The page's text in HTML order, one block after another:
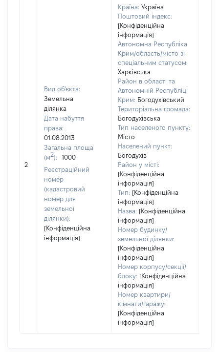
2
Вид об'єкта:
Земельна
ділянка
Дата набуття
права:
01.08.2013
Загальна площа
(м2):
1000
Реєстраційний
номер
(кадастровий
номер для
земельної
ділянки):
[Конфіденційна
інформація]
Країна: Україна
Поштовий індекс:
[Конфіденційна
інформація]
Автономна Республіка
Крим/область/місто зі
спеціальним статусом:
Харківська
Район в області та
Автономній Республіці
Крим: Богодухівський
Територіальна громада:
Богодухівська
Тип населеного пункту:
Місто
Населений пункт:
Богодухів
Район у місті:
[Конфіденційна
інформація]
Тип: [Конфіденційна
інформація]
Назва: [Конфіденційна
інформація]
Номер будинку/
земельної ділянки:
[Конфіденційна
інформація]
Номер корпусу/секції/
блоку: [Конфіденційна
інформація]
Номер квартири/
кімнати/гаражу:
[Конфіденційна
інформація]